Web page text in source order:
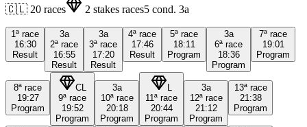
🇨🇱 20 races 2 stakes races5 cond. 3a
1ª race
16:30
Result
3a
2ª race
16:55
Result
3a
3ª race
17:20
Result
4ª race
17:46
Result
5ª race
18:11
Program
3a
6ª race
18:36
Program
7ª race
19:01
Program
8ª race
19:27
Program
CL
9ª race
19:52
Program
3a
10ª race
20:18
Program
L
11ª race
20:44
Program
3a
12ª race
21:12
Program
13ª race
21:38
Program